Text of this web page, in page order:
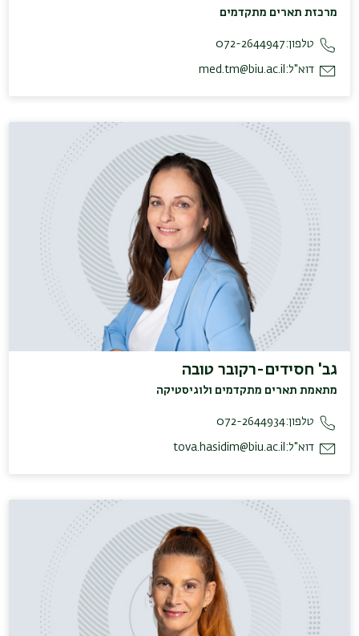
מרכזת תארים מתקדמים
טלפון:072-2644947
דוא"ל: med.tm@biu.ac.il
גב' חסידים-רקובר טובה
מתאמת תארים מתקדמים ולוגיסטיקה
טלפון:072-2644934
דוא"ל: tova.hasidim@biu.ac.il